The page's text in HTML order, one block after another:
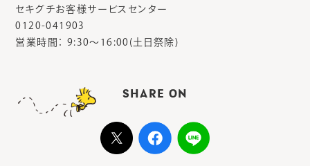
セキグチお客様サービスセンター
0120-041903
営業時間： 9:30～16:00(土日祭除)
SHARE ON